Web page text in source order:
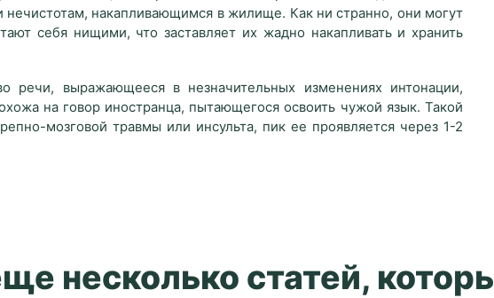
накапливающимся в жилище. Как ни странно, они могут
себя нищими, что заставляет их жадно накапливать и хранить
речи, выражающееся в незначительных изменениях интонации,
на говор иностранца, пытающегося освоить чужой язык. Такой
мозговой травмы или инсульта, пик ее проявляется через 1-2
несколько статей,